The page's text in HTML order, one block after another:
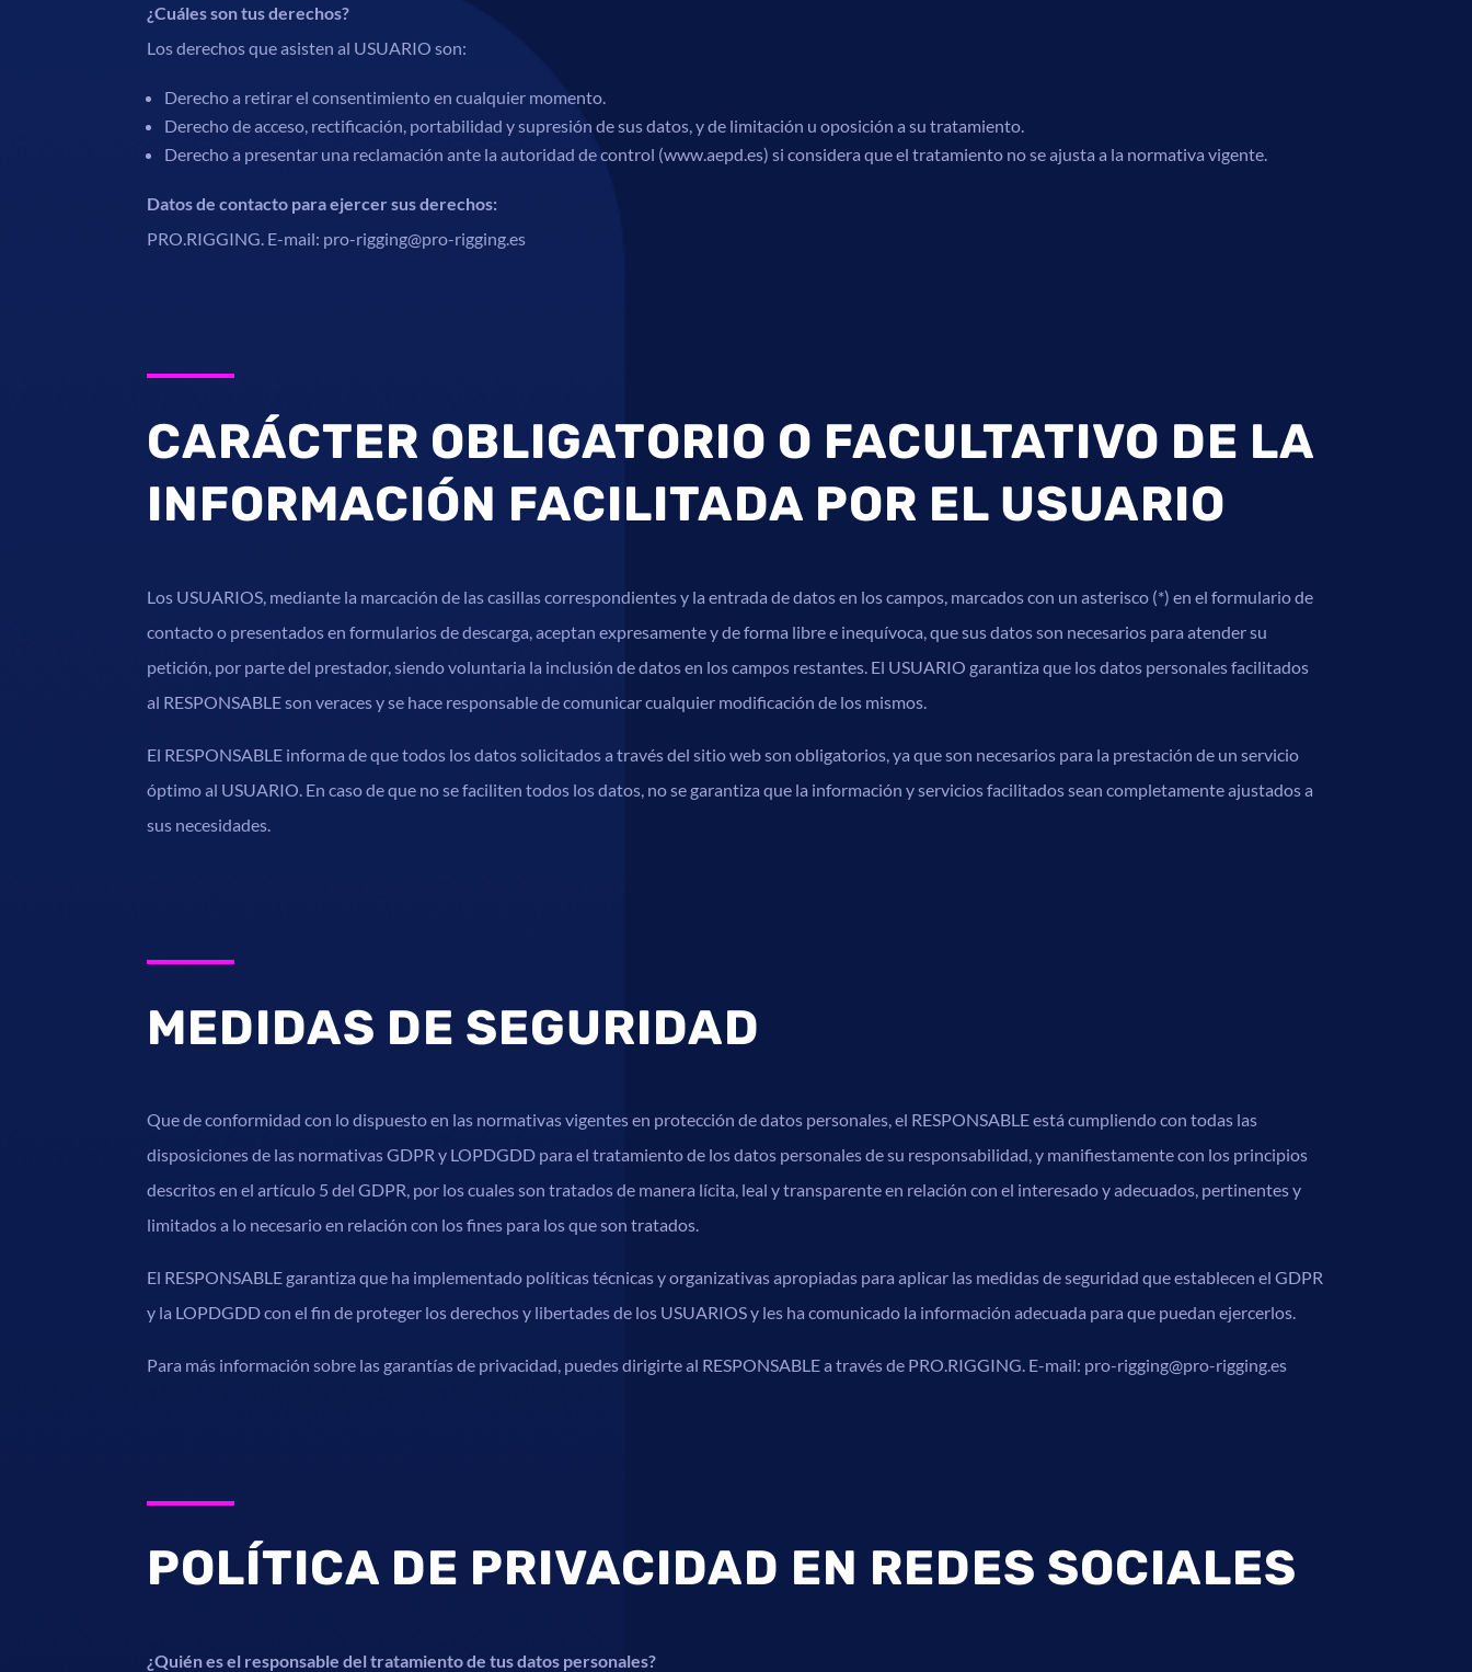
¿Cuáles son tus derechos?
Los derechos que asisten al USUARIO son:
Derecho a retirar el consentimiento en cualquier momento.
Derecho de acceso, rectificación, portabilidad y supresión de sus datos, y de limitación u oposición a su tratamiento.
Derecho a presentar una reclamación ante la autoridad de control (www.aepd.es) si considera que el tratamiento no se ajusta a la normativa vigente.
Datos de contacto para ejercer sus derechos:
PRO.RIGGING. E-mail: pro-rigging@pro-rigging.es
CARÁCTER OBLIGATORIO O FACULTATIVO DE LA
INFORMACIÓN FACILITADA POR EL USUARIO
Los USUARIOS, mediante la marcación de las casillas correspondientes y la entrada de datos en los campos, marcados con un asterisco (*) en el formulario de
contacto o presentados en formularios de descarga, aceptan expresamente y de forma libre e inequívoca, que sus datos son necesarios para atender su
petición, por parte del prestador, siendo voluntaria la inclusión de datos en los campos restantes. El USUARIO garantiza que los datos personales facilitados
al RESPONSABLE son veraces y se hace responsable de comunicar cualquier modificación de los mismos.
El RESPONSABLE informa de que todos los datos solicitados a través del sitio web son obligatorios, ya que son necesarios para la prestación de un servicio
óptimo al USUARIO. En caso de que no se faciliten todos los datos, no se garantiza que la información y servicios facilitados sean completamente ajustados a
sus necesidades.
MEDIDAS DE SEGURIDAD
Que de conformidad con lo dispuesto en las normativas vigentes en protección de datos personales, el RESPONSABLE está cumpliendo con todas las
disposiciones de las normativas GDPR y LOPDGDD para el tratamiento de los datos personales de su responsabilidad, y manifiestamente con los principios
descritos en el artículo 5 del GDPR, por los cuales son tratados de manera lícita, leal y transparente en relación con el interesado y adecuados, pertinentes y
limitados a lo necesario en relación con los fines para los que son tratados.
El RESPONSABLE garantiza que ha implementado políticas técnicas y organizativas apropiadas para aplicar las medidas de seguridad que establecen el GDPR
y la LOPDGDD con el fin de proteger los derechos y libertades de los USUARIOS y les ha comunicado la información adecuada para que puedan ejercerlos.
Para más información sobre las garantías de privacidad, puedes dirigirte al RESPONSABLE a través de PRO.RIGGING. E-mail: pro-rigging@pro-rigging.es
POLÍTICA DE PRIVACIDAD EN REDES SOCIALES
¿Quién es el responsable del tratamiento de tus datos personales?